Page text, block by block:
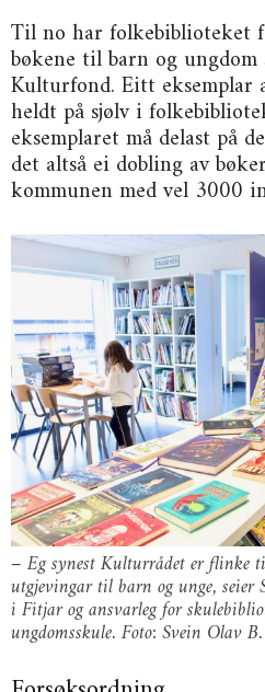
Til no har folkebiblioteket
bøkene til barn og
Kulturfond. Eitt eksemplar
heldt på sjølv i
eksemplaret må delast på
det altså ei dobling av
kommunen med vel 3000
– Eg synest Kulturrådet er flinke
utgjevingar til barn og unge, seier
i Fitjar og ansvarleg for
ungdomsskule. Foto: Svein Olav